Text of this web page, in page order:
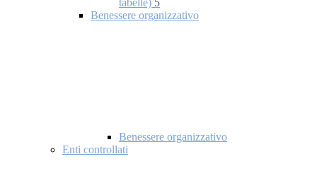
tabelle) 5
Benessere organizzativo
Benessere organizzativo
Enti controllati